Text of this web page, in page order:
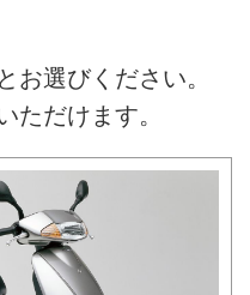
お選びください。
ただけます。